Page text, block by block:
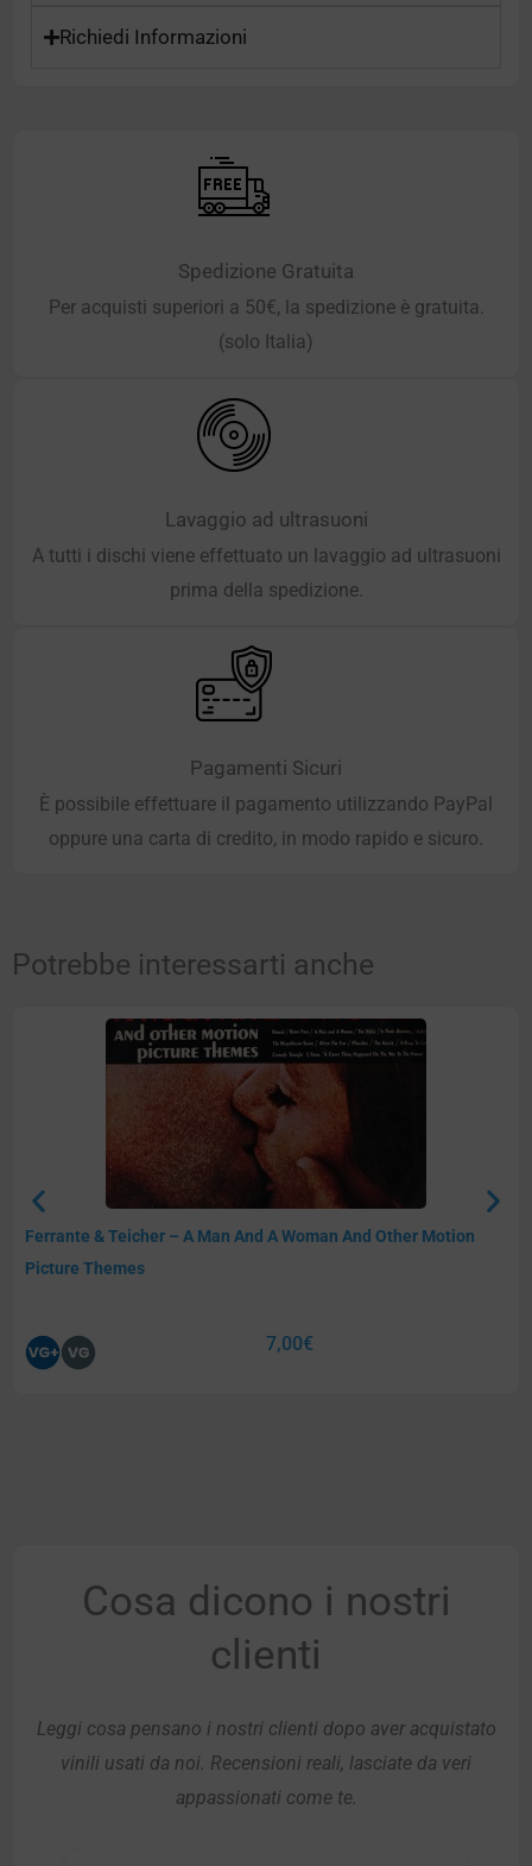
Richiedi Informazioni
Spedizione Gratuita
Per acquisti superiori a 50€, la spedizione è gratuita.
(solo Italia)
Lavaggio ad ultrasuoni
A tutti i dischi viene effettuato un lavaggio ad ultrasuoni
prima della spedizione.
Pagamenti Sicuri
È possibile effettuare il pagamento utilizzando PayPal
oppure una carta di credito, in modo rapido e sicuro.
Potrebbe interessarti anche
Ferrante & Teicher – A Man And A Woman And Other Motion
Picture Themes
7,00€
Cosa dicono i nostri
clienti
Leggi cosa pensano i nostri clienti dopo aver acquistato
vinili usati da noi. Recensioni reali, lasciate da veri
appassionati come te.